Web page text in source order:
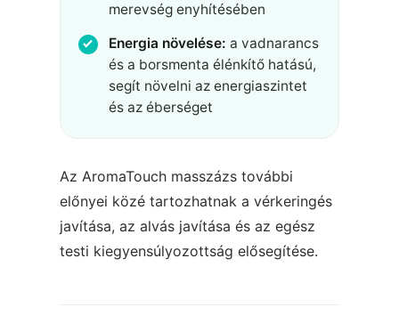
merevség enyhítésében
Energia növelése: a vadnarancs
és a borsmenta élénkítő hatású,
segít növelni az energiaszintet
és az éberséget
Az AromaTouch masszázs további
előnyei közé tartozhatnak a vérkeringés
javítása, az alvás javítása és az egész
testi kiegyensúlyozottság elősegítése.